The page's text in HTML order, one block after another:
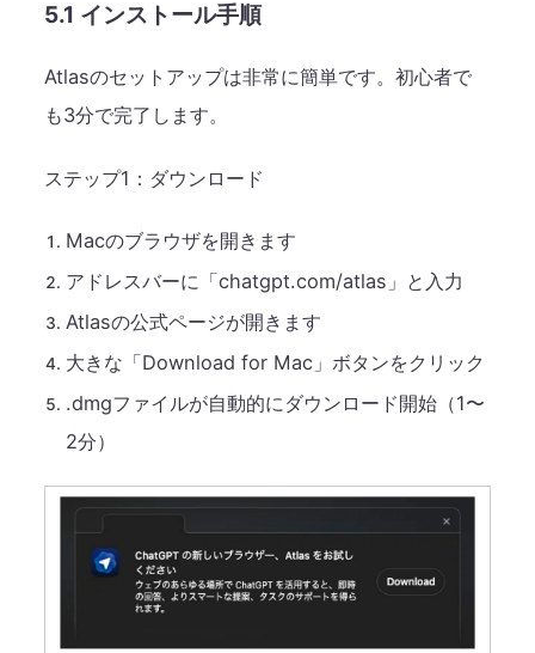
5.1 インストール手順
Atlasのセットアップは非常に簡単です。初心者で
も3分で完了します。
ステップ1：ダウンロード
Macのブラウザを開きます
アドレスバーに「chatgpt.com/atlas」と入力
Atlasの公式ページが開きます
大きな「Download for Mac」ボタンをクリック
.dmgファイルが自動的にダウンロード開始（1〜
2分）